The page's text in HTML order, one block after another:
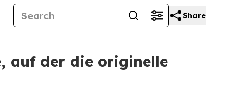
Share
auf der die originelle